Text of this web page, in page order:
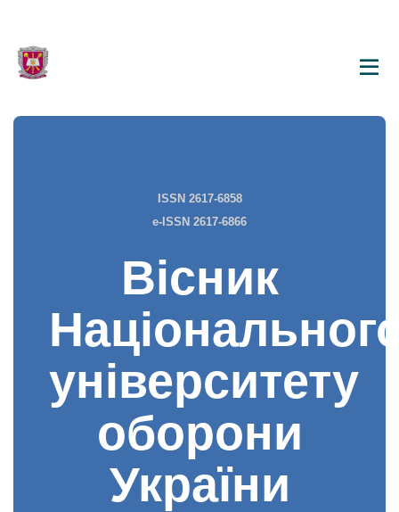
ISSN 2617-6858
e-ISSN 2617-6866
Вісник
університету
оборони
України